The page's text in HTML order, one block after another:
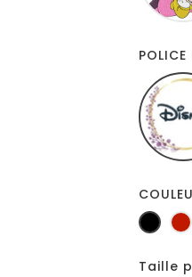
Noir
Taille